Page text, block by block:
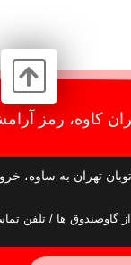
کاوه، رمز
3 اتوبان تهران به
ها / تلفن تماس: 09128334148 /